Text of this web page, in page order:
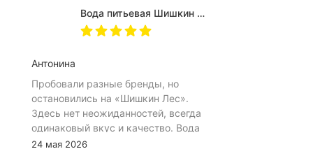
затрудняет открытию бутылка.
Плюс рубцы на пробке мелкие, что
Вода питьевая Шишкин лес в (одноразовой) таре 19 литров
Антонина
Пробовали разные бренды, но
остановились на «Шишкин Лес».
Здесь нет неожиданностей, всегда
одинаковый вкус и качество. Вода
хорошо идёт и холодной, и
24 мая 2026